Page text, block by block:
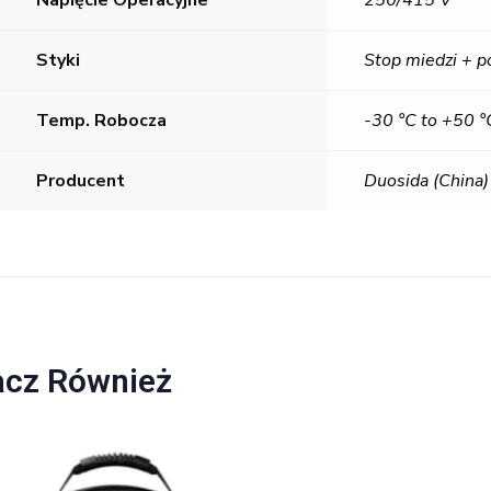
Styki Stop miedzi +
Temp. Robocza -30 °C to +50
Producent Duosida (China)
Również